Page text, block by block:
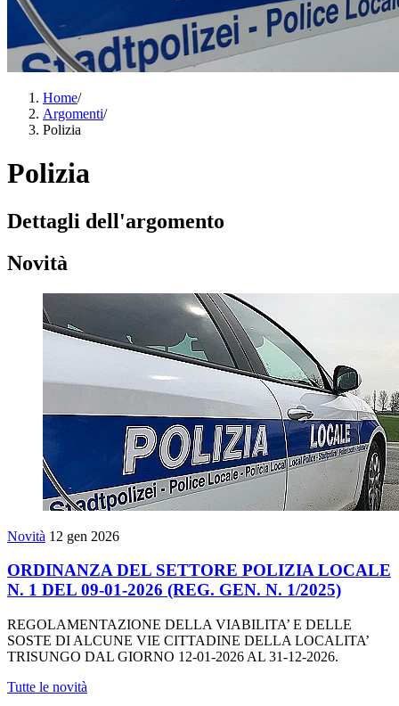
Home/
Argomenti/
Polizia
Polizia
Dettagli dell'argomento
Novità
Novità 12 gen 2026
ORDINANZA DEL SETTORE POLIZIA LOCALE
N. 1 DEL 09-01-2026 (REG. GEN. N. 1/2025)
REGOLAMENTAZIONE DELLA VIABILITA’ E DELLE
SOSTE DI ALCUNE VIE CITTADINE DELLA LOCALITA’
TRISUNGO DAL GIORNO 12-01-2026 AL 31-12-2026.
Tutte le novità